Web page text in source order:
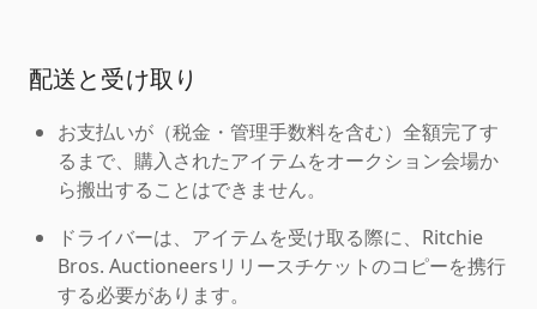
配送と受け取り
お支払いが（税金・管理手数料を含む）全額完了す
るまで、購入されたアイテムをオークション会場か
ら搬出することはできません。
ドライバーは、アイテムを受け取る際に、Ritchie
Bros. Auctioneersリリースチケットのコピーを携行
する必要があります。